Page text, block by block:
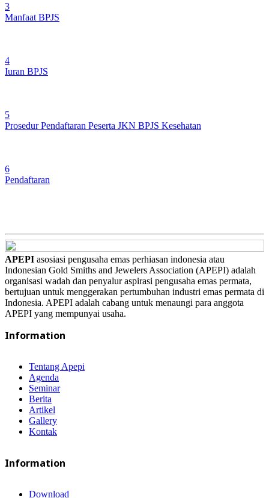
3
Manfaat BPJS
4
Iuran BPJS
5
Prosedur Pendaftaran Peserta JKN BPJS Kesehatan
6
Pendaftaran
APEPI asosiasi pengusaha emas perhiasan indonesia atau
Indonesian Gold Smiths and Jewelers Association (APEPI) adalah
organisasi wadah dan penyalur aspirasi pengusaha emas permata,
bertujuan untuk menggerakan pertumbuhan industri emas permata di
Indonesia. APEPI adalah cabang untuk menaungi para anggota
APEPI yang mempunyai usaha.
Information
Tentang Apepi
Agenda
Seminar
Berita
Artikel
Gallery
Kontak
Information
Download